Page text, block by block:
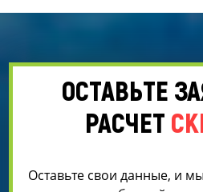
ОСТАВЬТЕ
РАСЧЕТ
Оставьте свои данные, и